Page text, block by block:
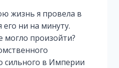
жизнь я провела в
ни на минуту.
могло произойти?
сильного в Империи